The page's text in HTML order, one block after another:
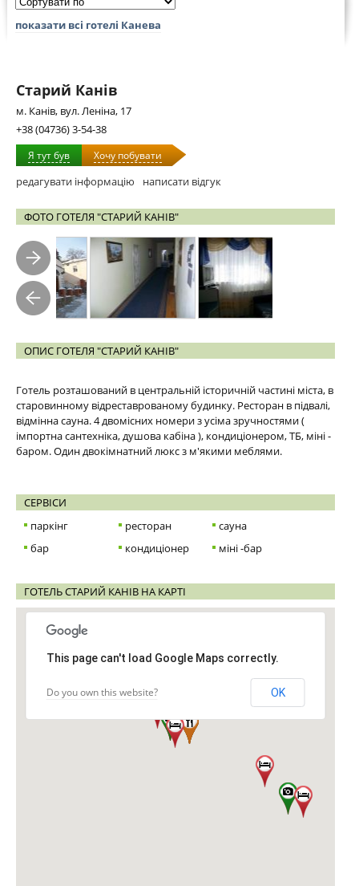
показати всі готелі Канева
Старий Канів
м. Канів, вул. Леніна, 17
+38 (04736) 3-54-38
Я тут був Хочу побувати
редагувати інформацію написати відгук
ФОТО ГОТЕЛЯ "СТАРИЙ КАНІВ"
ОПИС ГОТЕЛЯ "СТАРИЙ КАНІВ"
Готель розташований в центральній історичній частині міста, в
старовинному відреставрованому будинку. Ресторан в підвалі,
відмінна сауна. 4 двомісних номери з усіма зручностями (
імпортна сантехніка, душова кабіна ), кондиціонером, ТБ, міні -
баром. Один двокімнатний люкс з м'якими меблями.
СЕРВІСИ
паркінг
ресторан
сауна
бар
кондиціонер міні -бар
ГОТЕЛЬ СТАРИЙ КАНІВ НА КАРТІ
This page can't load Google Maps correctly.
Do you own this website? OK